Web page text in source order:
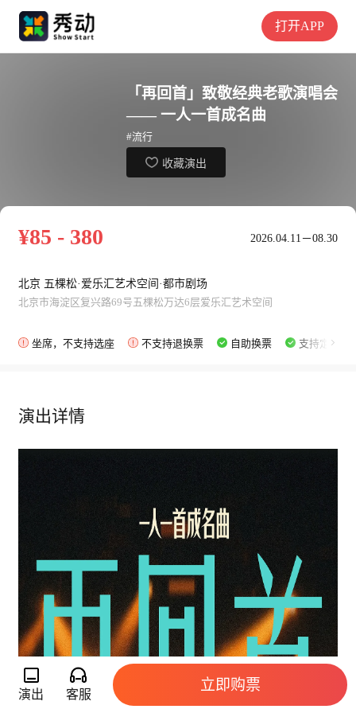
打开APP
「再回首」致敬经典老歌演唱会
—— 一人一首成名曲
#流行
收藏演出
¥85 - 380 2026.04.11－08.30
北京 五棵松·爱乐汇艺术空间·都市剧场
北京市海淀区复兴路69号五棵松万达6层爱乐汇艺术空间
坐席，不支持选座 不支持退换票 自助换票 支持定时购
演出详情
演出 客服
立即购票